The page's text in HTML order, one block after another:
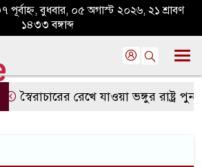
পূর্বাহ্ন, বুধবার, ০৫ অগাস্ট ২০২৬, ২১ শ্রাবণ
১৪৩৩ বঙ্গাব্দ
স্বৈরাচারের রেখে যাওয়া ভঙ্গুর রাষ্ট্র